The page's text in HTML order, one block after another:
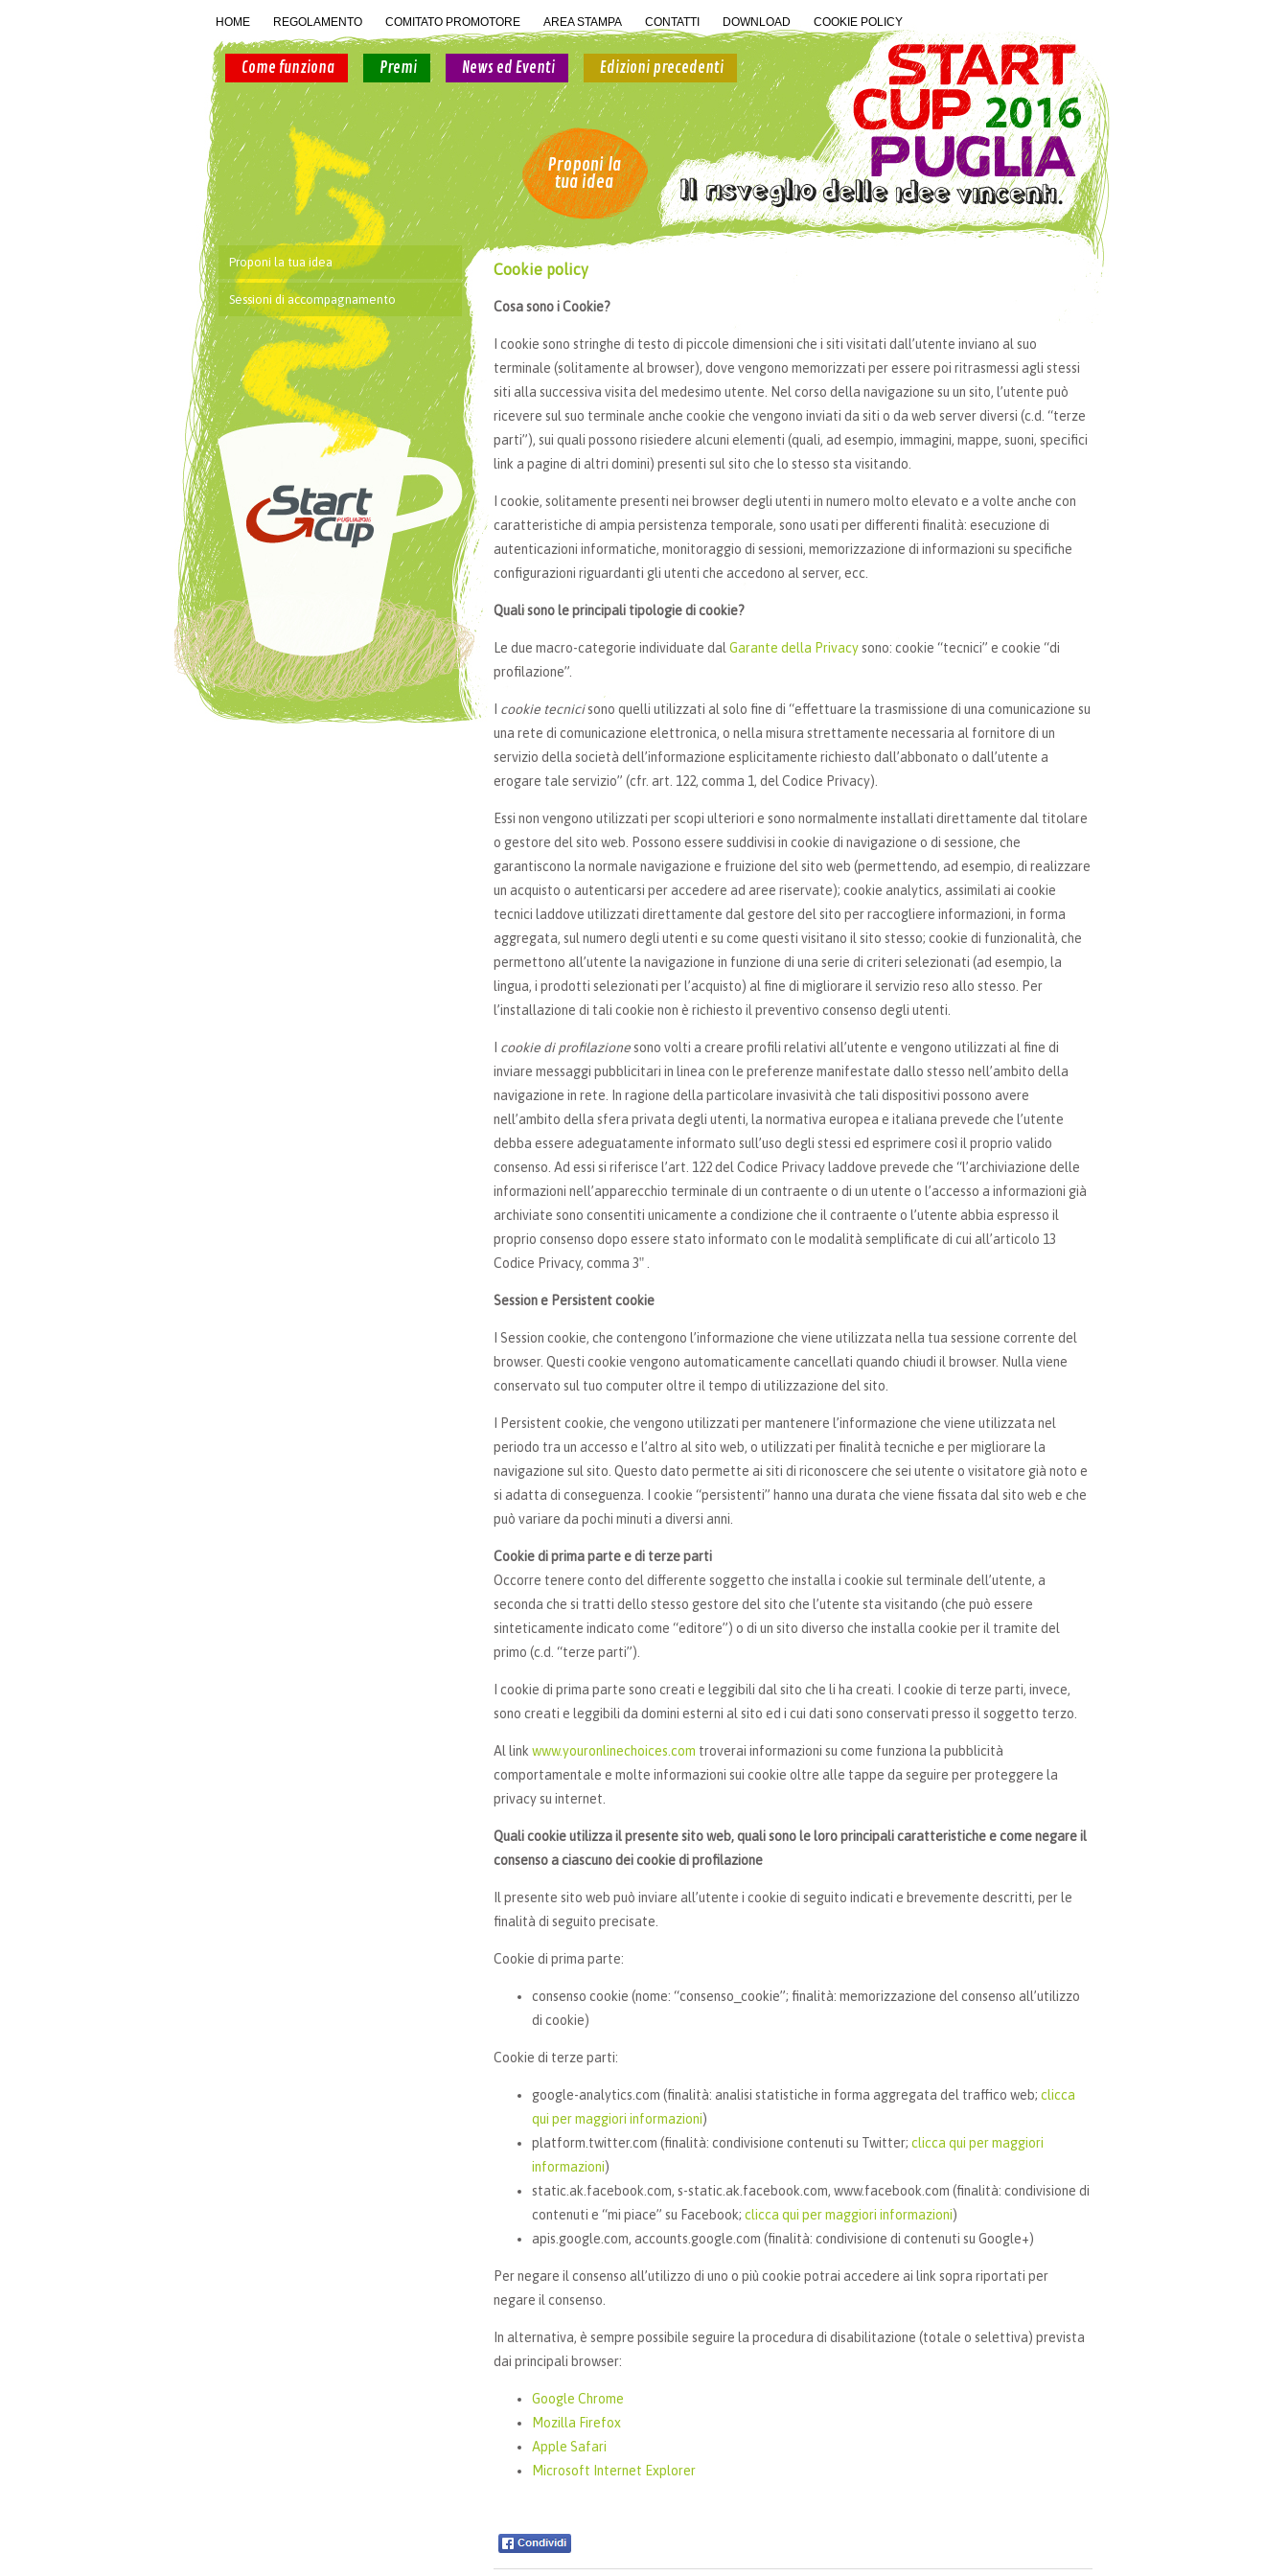
HOME REGOLAMENTO COMITATO PROMOTORE AREA STAMPA CONTATTI DOWNLOAD COOKIE POLICY
Come funziona Premi News ed Eventi Edizioni precedenti
Proponi la
tua idea
Cookie policy
Cosa sono i Cookie?
I cookie sono stringhe di testo di piccole dimensioni che i siti visitati dall’utente inviano al suo
terminale (solitamente al browser), dove vengono memorizzati per essere poi ritrasmessi agli stessi
siti alla successiva visita del medesimo utente. Nel corso della navigazione su un sito, l’utente può
ricevere sul suo terminale anche cookie che vengono inviati da siti o da web server diversi (c.d. “terze
parti”), sui quali possono risiedere alcuni elementi (quali, ad esempio, immagini, mappe, suoni, specifici
link a pagine di altri domini) presenti sul sito che lo stesso sta visitando.
I cookie, solitamente presenti nei browser degli utenti in numero molto elevato e a volte anche con
caratteristiche di ampia persistenza temporale, sono usati per differenti finalità: esecuzione di
autenticazioni informatiche, monitoraggio di sessioni, memorizzazione di informazioni su specifiche
configurazioni riguardanti gli utenti che accedono al server, ecc.
Quali sono le principali tipologie di cookie?
Le due macro-categorie individuate dal Garante della Privacysono: cookie “tecnici” e cookie “di
profilazione”.
cookie tecnicisono quelli utilizzati al solo fine di “effettuare la trasmissione di una comunicazione su
una rete di comunicazione elettronica, o nella misura strettamente necessaria al fornitore di un
servizio della società dell’informazione esplicitamente richiesto dall’abbonato o dall’utente a
erogare tale servizio” (cfr. art. 122, comma 1, del Codice Privacy).
Essi non vengono utilizzati per scopi ulteriori e sono normalmente installati direttamente dal titolare
o gestore del sito web. Possono essere suddivisi in cookie di navigazione o di sessione, che
garantiscono la normale navigazione e fruizione del sito web (permettendo, ad esempio, di realizzare
un acquisto o autenticarsi per accedere ad aree riservate); cookie analytics, assimilati ai cookie
tecnici laddove utilizzati direttamente dal gestore del sito per raccogliere informazioni, in forma
aggregata, sul numero degli utenti e su come questi visitano il sito stesso; cookie di funzionalità, che
permettono all’utente la navigazione in funzione di una serie di criteri selezionati (ad esempio, la
lingua, i prodotti selezionati per l’acquisto) al fine di migliorare il servizio reso allo stesso. Per
l’installazione di tali cookie non è richiesto il preventivo consenso degli utenti.
cookie di profilazionesono volti a creare profili relativi all’utente e vengono utilizzati al fine di
inviare messaggi pubblicitari in linea con le preferenze manifestate dallo stesso nell’ambito della
navigazione in rete. In ragione della particolare invasività che tali dispositivi possono avere
nell’ambito della sfera privata degli utenti, la normativa europea e italiana prevede che l’utente
debba essere adeguatamente informato sull’uso degli stessi ed esprimere così il proprio valido
consenso. Ad essi si riferisce l’art. 122 del Codice Privacy laddove prevede che “l’archiviazione delle
informazioni nell’apparecchio terminale di un contraente o di un utente o l’accesso a informazioni già
archiviate sono consentiti unicamente a condizione che il contraente o l’utente abbia espresso il
proprio consenso dopo essere stato informato con le modalità semplificate di cui all’articolo 13
Codice Privacy, comma 3″ .
Session e Persistent cookie
I Session cookie, che contengono l’informazione che viene utilizzata nella tua sessione corrente del
browser. Questi cookie vengono automaticamente cancellati quando chiudi il browser. Nulla viene
conservato sul tuo computer oltre il tempo di utilizzazione del sito.
I Persistent cookie, che vengono utilizzati per mantenere l’informazione che viene utilizzata nel
periodo tra un accesso e l’altro al sito web, o utilizzati per finalità tecniche e per migliorare la
navigazione sul sito. Questo dato permette ai siti di riconoscere che sei utente o visitatore già noto e
si adatta di conseguenza. I cookie “persistenti” hanno una durata che viene fissata dal sito web e che
può variare da pochi minuti a diversi anni.
Cookie di prima parte e di terze parti
Occorre tenere conto del differente soggetto che installa i cookie sul terminale dell’utente, a
seconda che si tratti dello stesso gestore del sito che l’utente sta visitando (che può essere
sinteticamente indicato come “editore”) o di un sito diverso che installa cookie per il tramite del
primo (c.d. “terze parti”).
I cookie di prima parte sono creati e leggibili dal sito che li ha creati. I cookie di terze parti, invece,
sono creati e leggibili da domini esterni al sito ed i cui dati sono conservati presso il soggetto terzo.
Al link www.youronlinechoices.com troverai informazioni su come funziona la pubblicità
comportamentale e molte informazioni sui cookie oltre alle tappe da seguire per proteggere la
privacy su internet.
Quali cookie utilizza il presente sito web, quali sono le loro principali caratteristiche e come negare il
consenso a ciascuno dei cookie di profilazione
Il presente sito web può inviare all’utente i cookie di seguito indicati e brevemente descritti, per le
finalità di seguito precisate.
Cookie di prima parte:
consenso cookie (nome: “consenso_cookie”; finalità: memorizzazione del consenso all’utilizzo
di cookie)
Cookie di terze parti:
google-analytics.com (finalità: analisi statistiche in forma aggregata del traffico web; clicca
qui per maggiori informazioni)
platform.twitter.com (finalità: condivisione contenuti su Twitter; clicca qui per maggiori
informazioni)
static.ak.facebook.com, s-static.ak.facebook.com, www.facebook.com (finalità: condivisione di
contenuti e “mi piace” su Facebook; clicca qui per maggiori informazioni)
apis.google.com, accounts.google.com (finalità: condivisione di contenuti su Google+)
Per negare il consenso all’utilizzo di uno o più cookie potrai accedere ai link sopra riportati per
negare il consenso.
In alternativa, è sempre possibile seguire la procedura di disabilitazione (totale o selettiva) prevista
dai principali browser:
Google Chrome
Mozilla Firefox
Apple Safari
Microsoft Internet Explorer
Proponi la tua idea
Sessioni di accompagnamento